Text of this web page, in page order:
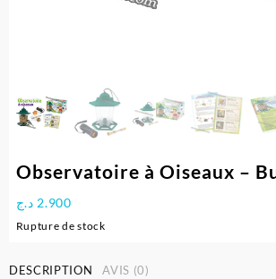
Observatoire à Oiseaux –
2.900 د.ج
Rupture de stock
DESCRIPTION AVIS (0)